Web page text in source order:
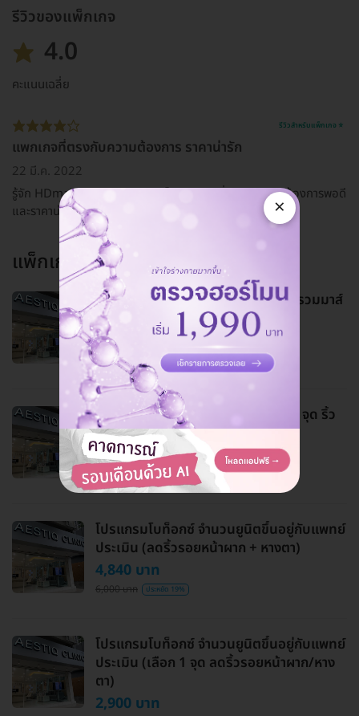
รีวิวของแพ็กเกจ
4.0
คะแนนเฉลี่ย
รีวิวสำหรับแพ็กเกจ ⭐
แพกเกจที่ตรงกับความต้องการ ราคาน่ารัก
22 มี.ค. 2022
รู้จัก HDmall จากทาง google เป็นแพกเกจที่ตรงกับความต้องการพอดี
และราคาน่ารักครับ
แพ็กเกจอื่นจาก Aestiq Clinic
ทำทรีตเมนต์ดูแลผิวหน้า 12 ขั้นตอน รวมมาส์
กหน้าทองคำ 1 ครั้ง
1,930 บาท
7,500 บาท ประหยัด 74%
โปรแกรมโบท็อกซ์ 100 ยูนิต (เลือก 1 จุด ริ้ว
รอยทั่วหน้า + กราม/ลิฟหน้า + คอ)
8,633 บาท
18,000 บาท ประหยัด 52%
โปรแกรมโบท็อกซ์ จำนวนยูนิตขึ้นอยู่กับแพทย์
ประเมิน (ลดริ้วรอยหน้าผาก + หางตา)
4,840 บาท
6,000 บาท ประหยัด 19%
โปรแกรมโบท็อกซ์ จำนวนยูนิตขึ้นอยู่กับแพทย์
ประเมิน (เลือก 1 จุด ลดริ้วรอยหน้าผาก/หาง
ตา)
2,900 บาท
×